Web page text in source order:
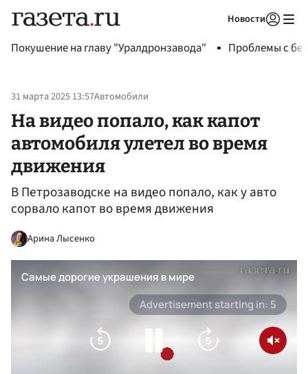
Новости
Покушение на главу "Уралдронзавода" Проблемы с
31 марта 2025 13:57Автомобили
На видео попало, как капот
автомобиля улетел во время
движения
В Петрозаводске на видео попало, как у авто
сорвало капот во время движения
Арина Лысенко